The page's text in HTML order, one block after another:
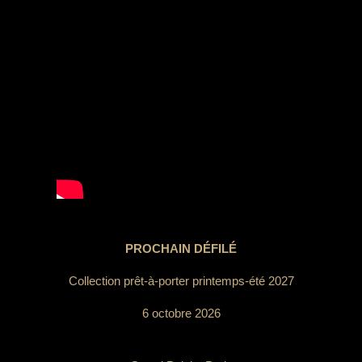
PROCHAIN DÉFILÉ
Collection prêt-à-porter printemps-été 2027
6 octobre 2026